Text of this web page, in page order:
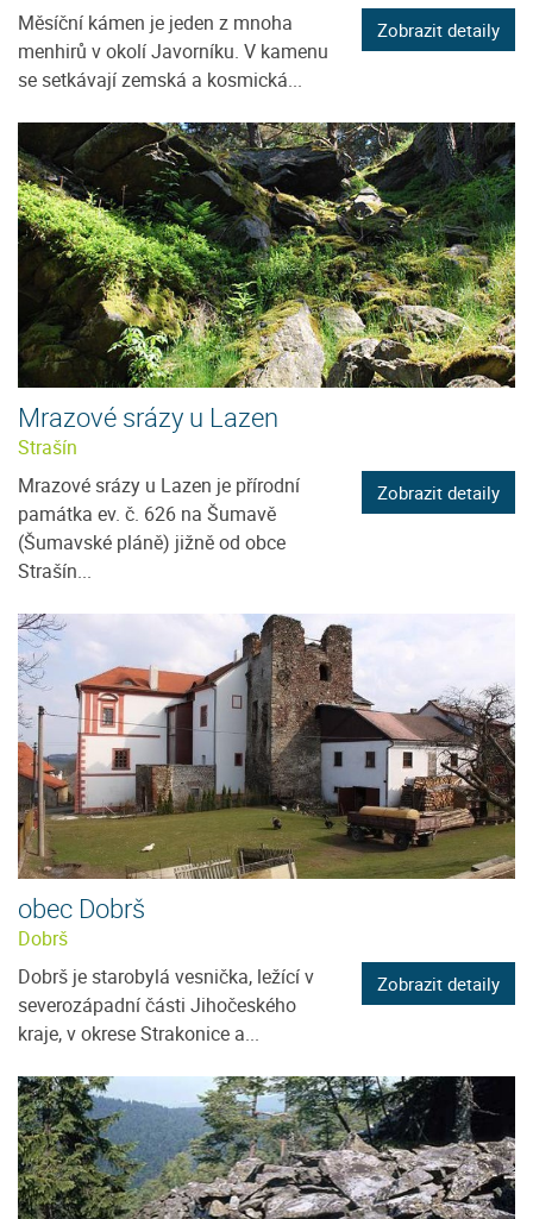
Měsíční kámen je jeden z mnoha
menhirů v okolí Javorníku. V kamenu
se setkávají zemská a kosmická...
Zobrazit detaily
Mrazové srázy u Lazen
Strašín
Mrazové srázy u Lazen je přírodní
památka ev. č. 626 na Šumavě
(Šumavské pláně) jižně od obce
Strašín...
Zobrazit detaily
obec Dobrš
Dobrš
Dobrš je starobylá vesnička, ležící v
severozápadní části Jihočeského
kraje, v okrese Strakonice a...
Zobrazit detaily